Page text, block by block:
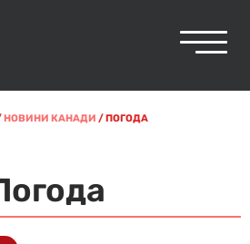
НОВИНИ КАНАДИ /ПОГОДА